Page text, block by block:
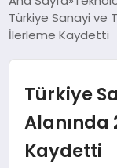
TEKNOLOJI
SAĞLIK
Türkiye Sanayi ve
İlerleme Kaydetti
Türkiye
Alanında
Kaydetti